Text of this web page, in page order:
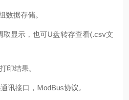
据存储。
取显示，也可U盘转存查看(.csv文
印结果。
讯接口，ModBus协议。